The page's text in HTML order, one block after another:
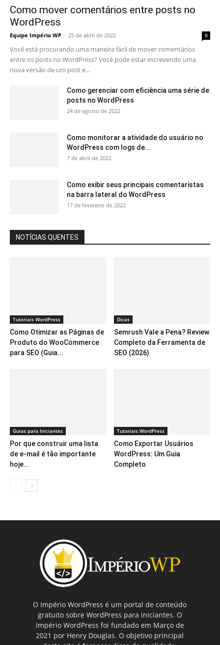
Como mover comentários entre posts no
WordPress
Equipe Império WP - 25 de abril de 2022 0
Você está procurando uma maneira fácil de mover comentários
entre os posts no WordPress? Você pode estar escrevendo uma
nova versão de um post e...
Como gerenciar com eficiência uma série de
posts no WordPress
24 de agosto de 2022
Como monitorar a atividade do usuário no
WordPress com logs de...
7 de abril de 2022
Como exibir seus principais comentaristas
na barra lateral do WordPress
17 de fevereiro de 2022
NOTÍCIAS QUENTES
Tutoriais WordPress
Como Otimizar as Páginas de
Produto do WooCommerce
para SEO (Guia...
Dicas
Semrush Vale a Pena? Review
Completo da Ferramenta de
SEO (2026)
Guias para Iniciantes
Por que construir uma lista
de e-mail é tão importante
hoje...
Tutoriais WordPress
Como Exportar Usuários
WordPress: Um Guia
Completo
O Império WordPress é um portal de conteúdo
gratuito sobre WordPress para iniciantes. O
Império WordPress foi fundado em Março de
2021 por Henry Douglas. O objetivo principal